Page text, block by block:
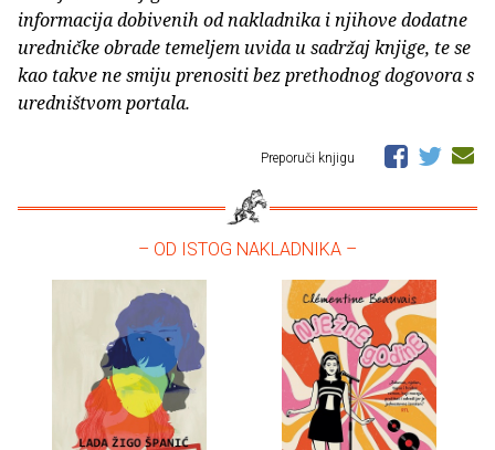
informacija dobivenih od nakladnika i njihove dodatne
uredničke obrade temeljem uvida u sadržaj knjige, te se
kao takve ne smiju prenositi bez prethodnog dogovora s
uredništvom portala.
Preporuči knjigu
– OD ISTOG NAKLADNIKA –